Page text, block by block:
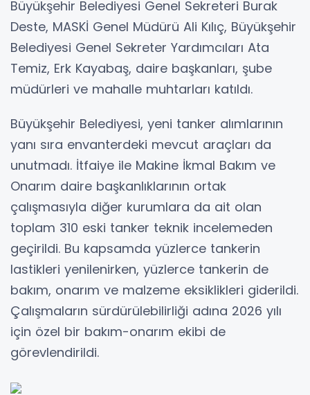
Büyükşehir Belediyesi Genel Sekreteri Burak
Deste, MASKİ Genel Müdürü Ali Kılıç, Büyükşehir
Belediyesi Genel Sekreter Yardımcıları Ata
Temiz, Erk Kayabaş, daire başkanları, şube
müdürleri ve mahalle muhtarları katıldı.
Büyükşehir Belediyesi, yeni tanker alımlarının
yanı sıra envanterdeki mevcut araçları da
unutmadı. İtfaiye ile Makine İkmal Bakım ve
Onarım daire başkanlıklarının ortak
çalışmasıyla diğer kurumlara da ait olan
toplam 310 eski tanker teknik incelemeden
geçirildi. Bu kapsamda yüzlerce tankerin
lastikleri yenilenirken, yüzlerce tankerin de
bakım, onarım ve malzeme eksiklikleri giderildi.
Çalışmaların sürdürülebilirliği adına 2026 yılı
için özel bir bakım-onarım ekibi de
görevlendirildi.